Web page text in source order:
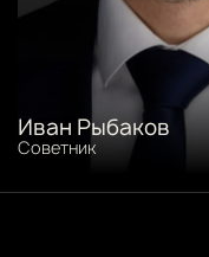
Иван Рыбаков
Советник